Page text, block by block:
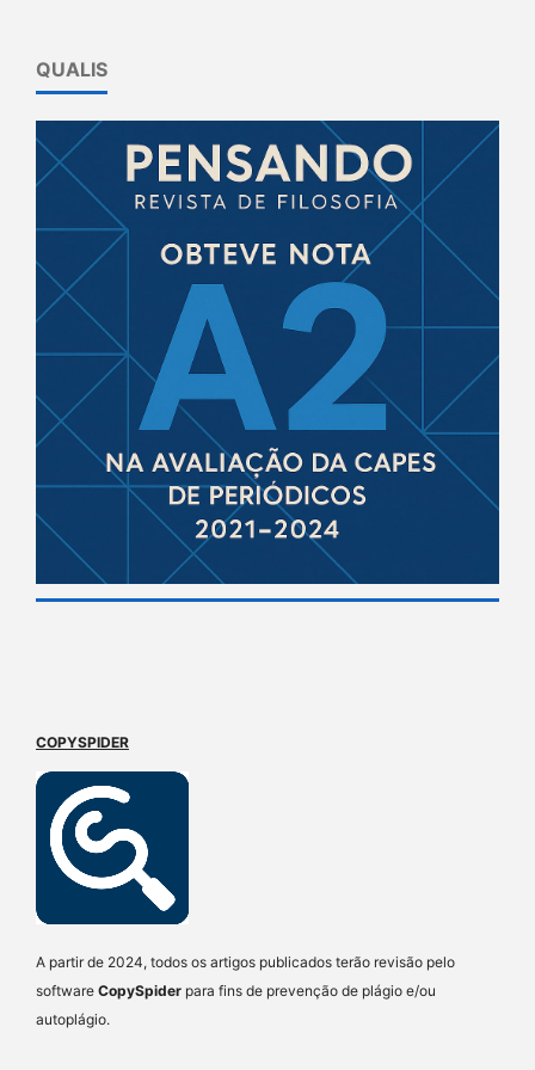
QUALIS
COPYSPIDER
A partir de 2024, todos os artigos publicados terão revisão pelo
software CopySpider para fins de prevenção de plágio e/ou
autoplágio.